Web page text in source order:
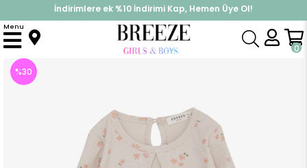
%30 Sepette Yaz İndirimi, Hemen Al!
İndirimlere ek %10 İndirimi Kap, Hemen Üye Ol!
0
Menu
Anasayfa Elbise Modelleri Uzun Kol Elbise
%30